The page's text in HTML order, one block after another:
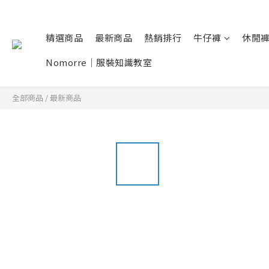
精選商品 最新商品 熱銷排行 牛仔褲
休閒
Nomorre｜服裝知識教室
全部商品 /最新商品